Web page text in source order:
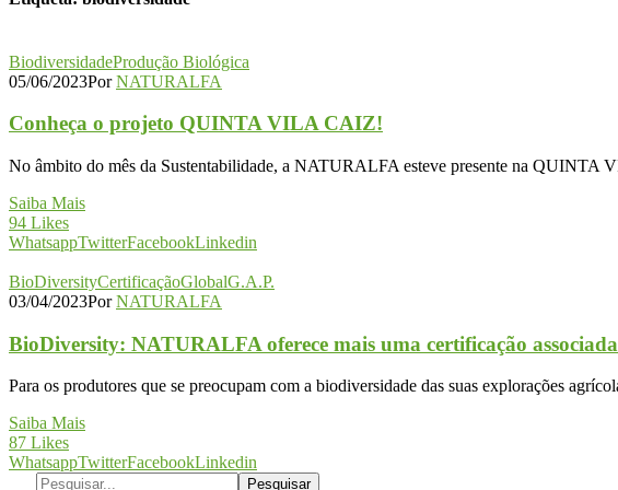
BiodiversidadeProdução Biológica
05/06/2023PorNATURALFA
Conheça o projeto QUINTA VILA CAIZ!
No âmbito do mês da Sustentabilidade, a NATURALFA esteve presente na QUINTA
Saiba Mais
94 Likes
WhatsappTwitterFacebookLinkedin
BioDiversityCertificaçãoGlobalG.A.P.
03/04/2023PorNATURALFA
BioDiversity: NATURALFA oferece mais uma certificação
Para os produtores que se preocupam com a biodiversidade das suas explorações
Saiba Mais
87 Likes
WhatsappTwitterFacebookLinkedin